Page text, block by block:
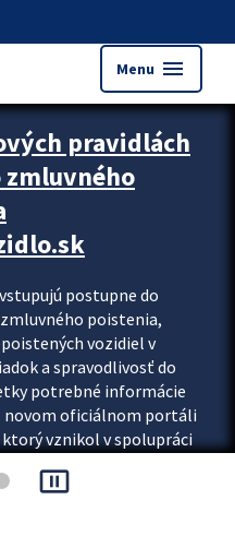
Menu menu
pravidlách
postupne do
poistenia,
vozidiel v
a spravodlivosť do
potrebné informácie
novom oficiálnom portáli
vznikol v spolupráci
vnútra SR.
pause_presentation